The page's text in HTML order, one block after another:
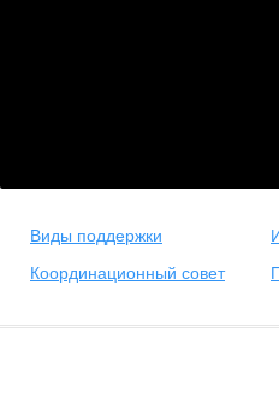
Виды поддержки
Координационный совет